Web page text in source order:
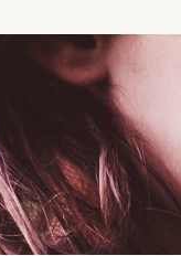
Informations